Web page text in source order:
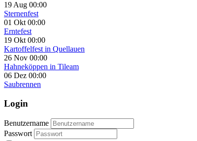
19 Aug 00:00
Sternenfest
01 Okt 00:00
Erntefest
19 Okt 00:00
Kartoffelfest in Quellauen
26 Nov 00:00
Hahneköppen in Tileam
06 Dez 00:00
Saubrennen
Login
Benutzername
Passwort